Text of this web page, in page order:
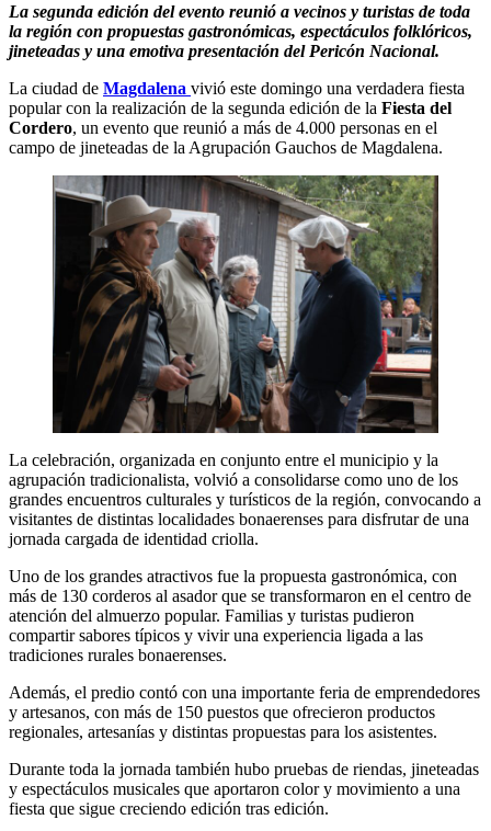
La segunda edición del evento reunió a vecinos y turistas de toda
la región con propuestas gastronómicas, espectáculos folklóricos,
jineteadas y una emotiva presentación del Pericón Nacional.
La ciudad de Magdalena vivió este domingo una verdadera fiesta
popular con la realización de la segunda edición de la Fiesta del
Cordero, un evento que reunió a más de 4.000 personas en el
campo de jineteadas de la Agrupación Gauchos de Magdalena.
La celebración, organizada en conjunto entre el municipio y la
agrupación tradicionalista, volvió a consolidarse como uno de los
grandes encuentros culturales y turísticos de la región, convocando a
visitantes de distintas localidades bonaerenses para disfrutar de una
jornada cargada de identidad criolla.
Uno de los grandes atractivos fue la propuesta gastronómica, con
más de 130 corderos al asador que se transformaron en el centro de
atención del almuerzo popular. Familias y turistas pudieron
compartir sabores típicos y vivir una experiencia ligada a las
tradiciones rurales bonaerenses.
Además, el predio contó con una importante feria de emprendedores
y artesanos, con más de 150 puestos que ofrecieron productos
regionales, artesanías y distintas propuestas para los asistentes.
Durante toda la jornada también hubo pruebas de riendas, jineteadas
y espectáculos musicales que aportaron color y movimiento a una
fiesta que sigue creciendo edición tras edición.